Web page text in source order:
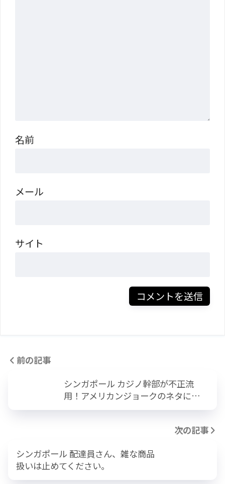
名前
メール
サイト
前の記事
シンガポール カジノ幹部が不正流
用！アメリカンジョークのネタに…
次の記事
シンガポール 配達員さん、雑な商品
扱いは止めてください。